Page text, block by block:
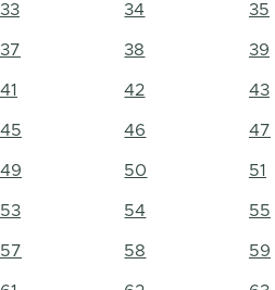
33 34 35
37 38 39
41 42 43
45 46 47
49 50 51
53 54 55
57 58 59